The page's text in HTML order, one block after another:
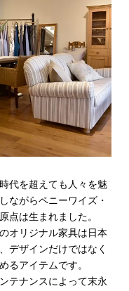
代を超えても人々を魅
ながらペニーワイズ・
点は生まれました。
オリジナル家具は日本
デザインだけではなく
るアイテムです。
テナンスによって末永